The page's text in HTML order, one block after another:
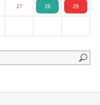
27 28 29